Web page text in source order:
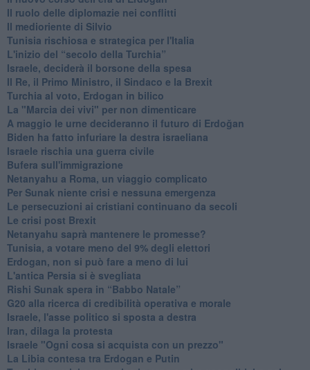
Il ruolo delle diplomazie nei conflitti
Il medioriente di Silvio
Tunisia rischiosa e strategica per l'Italia
L'inizio del “secolo della Turchia”
Israele, deciderà il borsone della spesa
Il Re, il Primo Ministro, il Sindaco e la Brexit
Turchia al voto, Erdogan in bilico
La "Marcia dei vivi" per non dimenticare
A maggio le urne decideranno il futuro di Erdoğan
Biden ha fatto infuriare la destra israeliana
Israele rischia una guerra civile
Bufera sull'immigrazione
Netanyahu a Roma, un viaggio complicato
Per Sunak niente crisi e nessuna emergenza
Le persecuzioni ai cristiani continuano da secoli
Le crisi post Brexit
Netanyahu saprà mantenere le promesse?
Tunisia, a votare meno del 9% degli elettori
Erdogan, non si può fare a meno di lui
L'antica Persia si è svegliata
Rishi Sunak spera in “Babbo Natale”
G20 alla ricerca di credibilità operativa e morale
Israele, l'asse politico si sposta a destra
Iran, dilaga la protesta
Israele "Ogni cosa si acquista con un prezzo"
La Libia contesa tra Erdogan e Putin